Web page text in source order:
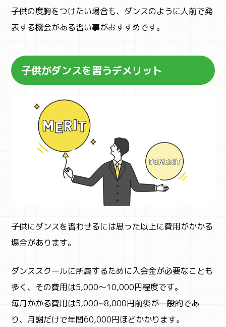
子供の度胸をつけたい場合も、ダンスのように人前で発
表する機会がある習い事がおすすめです。
子供がダンスを習うデメリット
子供にダンスを習わせるには思った以上に費用がかかる
場合があります。
ダンススクールに所属するために入会金が必要なことも
多く、その費用は5,000～10,000円程度です。
毎月かかる費用は5,000~8,000円前後が一般的であ
り、月謝だけで年間60,000円ほどかかります。